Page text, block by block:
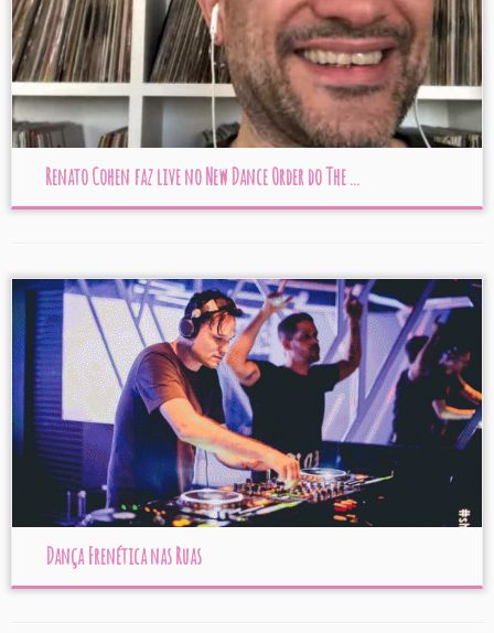
Renato Cohen faz live no New Dance Order do The ...
Dança Frenética nas Ruas